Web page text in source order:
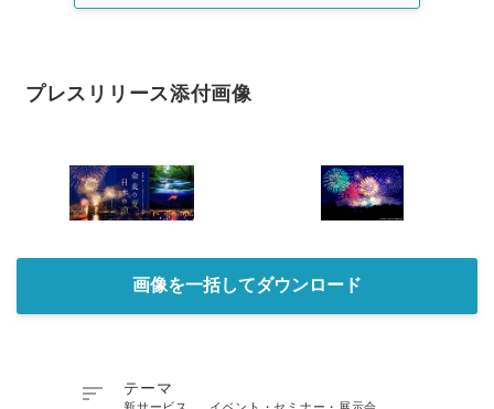
プレスリリース添付画像
画像を一括してダウンロード
 テーマ